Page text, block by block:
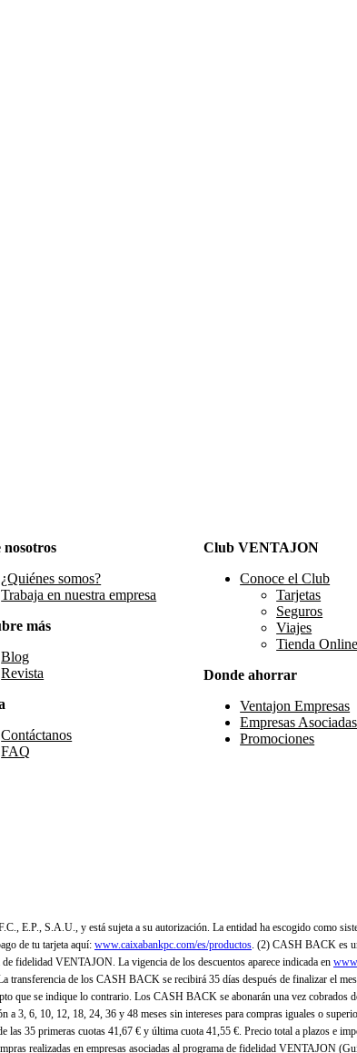
nosotros
¿Quiénes somos?
Trabaja en nuestra empresa
más
Blog
Revista
Contáctanos
FAQ
Club VENTAJON
Conoce el Club
Tarjetas
Seguros
Viajes
Tienda Online
Donde ahorrar
Ventajon Empresas
Empresas Asociadas
Promociones
E.P., S.A.U., y está sujeta a su autorización. La entidad ha escogido como
de tu tarjeta aquí: www.caixabankpc.com/es/productos. (2) CASH BACK es
fidelidad VENTAJON. La vigencia de los descuentos aparece indicada en
de los CASH BACK se recibirá 35 días después de finalizar el mes
que se indique lo contrario. Los CASH BACK se abonarán una vez cobrados
a 3, 6, 10, 12, 18, 24, 36 y 48 meses sin intereses para compras iguales o
las 35 primeras cuotas 41,67 € y última cuota 41,55 €. Precio total a plazos e
realizadas en empresas asociadas al programa de fidelidad VENTAJON